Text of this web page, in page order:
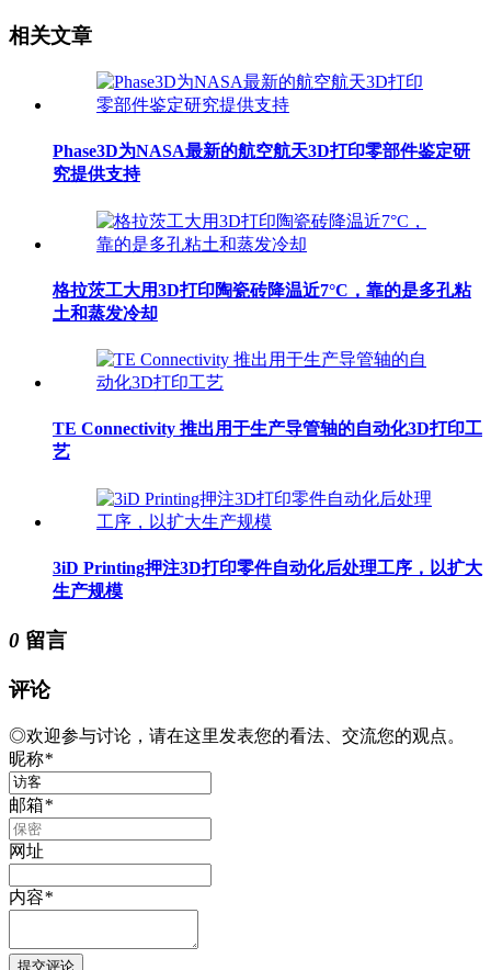
相关文章
Phase3D为NASA最新的航空航天3D打印零部件鉴定研
究提供支持
格拉茨工大用3D打印陶瓷砖降温近7°C，靠的是多孔粘
土和蒸发冷却
TE Connectivity 推出用于生产导管轴的自动化3D打印工
艺
3iD Printing押注3D打印零件自动化后处理工序，以扩大
生产规模
0 留言
评论
◎欢迎参与讨论，请在这里发表您的看法、交流您的观点。
昵称*
邮箱*
网址
内容*